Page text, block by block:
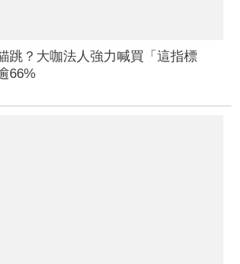
跳？大咖法人強力喊買「這指標
66%